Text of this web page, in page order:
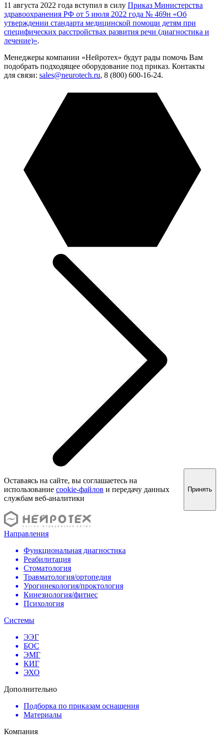
11 августа 2022 года вступил в силу Приказ Министерства
здравоохранения РФ от 5 июля 2022 года № 469н «Об
утверждении стандарта медицинской помощи детям при
специфических расстройствах развития речи (диагностика и
лечение)».
Менеджеры компании «Нейротех» будут рады помочь Вам
подобрать подходящее оборудование под приказ. Контакты
для связи: sales@neurotech.ru, 8 (800) 600-16-24.
Оставаясь на сайте, вы соглашаетесь на
использование cookie-файлов и передачу данных
службам веб-аналитики
Принять
Направления
Функциональная диагностика
Реабилитация
Стоматология
Травматология/ортопедия
Урогинекология/проктология
Кинезиология/фитнес
Психология
Системы
ЭЭГ
БОС
ЭМГ
КИГ
ЭХО
Дополнительно
Подборка по приказам оснащения
Материалы
Компания